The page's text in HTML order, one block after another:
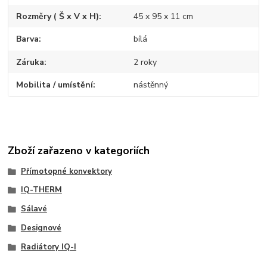
Rozměry ( Š x V x H) 45 x 95 x 11 cm
Barva bílá
Záruka 2 roky
Mobilita / umístění nástěnný
Zboží zařazeno v kategoriích
Přímotopné konvektory
IQ-THERM
Sálavé
Designové
Radiátory IQ-I